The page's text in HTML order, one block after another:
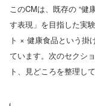
このCMは、既存の “健
す表現」を目指した実
ト × 健康食品という掛
ています。次のセクシ
ト、見どころを整理し